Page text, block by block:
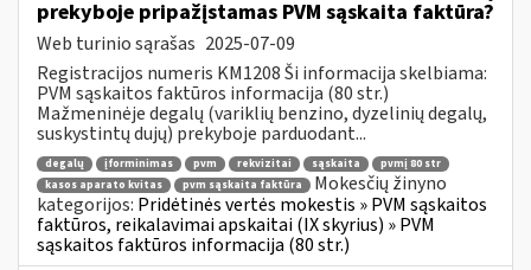
prekyboje pripažįstamas PVM sąskaita faktūra?
Web turinio sąrašas 2025-07-09
Registracijos numeris KM1208 Ši informacija skelbiama:
PVM sąskaitos faktūros informacija (80 str.)
Mažmeninėje degalų (variklių benzino, dyzelinių degalų,
suskystintų dujų) prekyboje parduodant...
degalų įforminimas pvm rekvizitai sąskaita
pvmį 80 str
kasos aparato kvitas
pvm sąskaita faktūra
Mokesčių žinyno
kategorijos: Pridėtinės vertės mokestis » PVM sąskaitos
faktūros, reikalavimai apskaitai (IX skyrius) » PVM
sąskaitos faktūros informacija (80 str.)